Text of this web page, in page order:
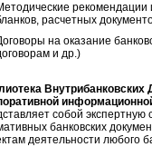
расчетных
на оказание
и др.)
собой экспертную
банковских
деятельности любого